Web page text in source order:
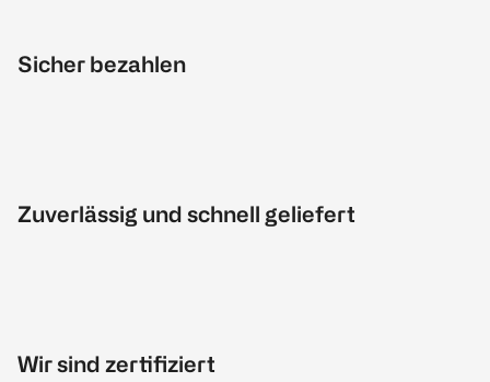
Sicher bezahlen
Zuverlässig und schnell geliefert
Wir sind zertifiziert